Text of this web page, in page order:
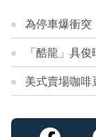
為停車爆衝
「酷龍」具
美式賣場咖